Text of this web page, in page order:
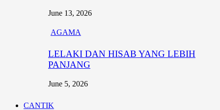
June 13, 2026
AGAMA
LELAKI DAN HISAB YANG LEBIH
PANJANG
June 5, 2026
CANTIK